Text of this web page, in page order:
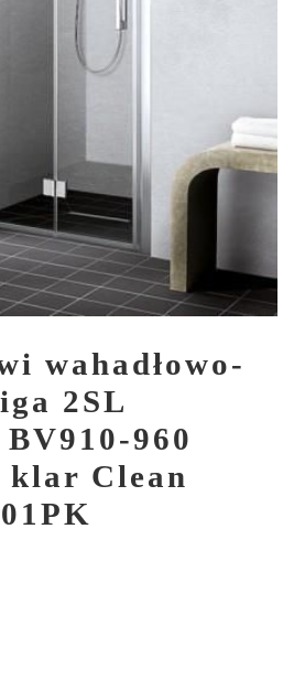
wahadłowo-
2SL
960
klar Clean